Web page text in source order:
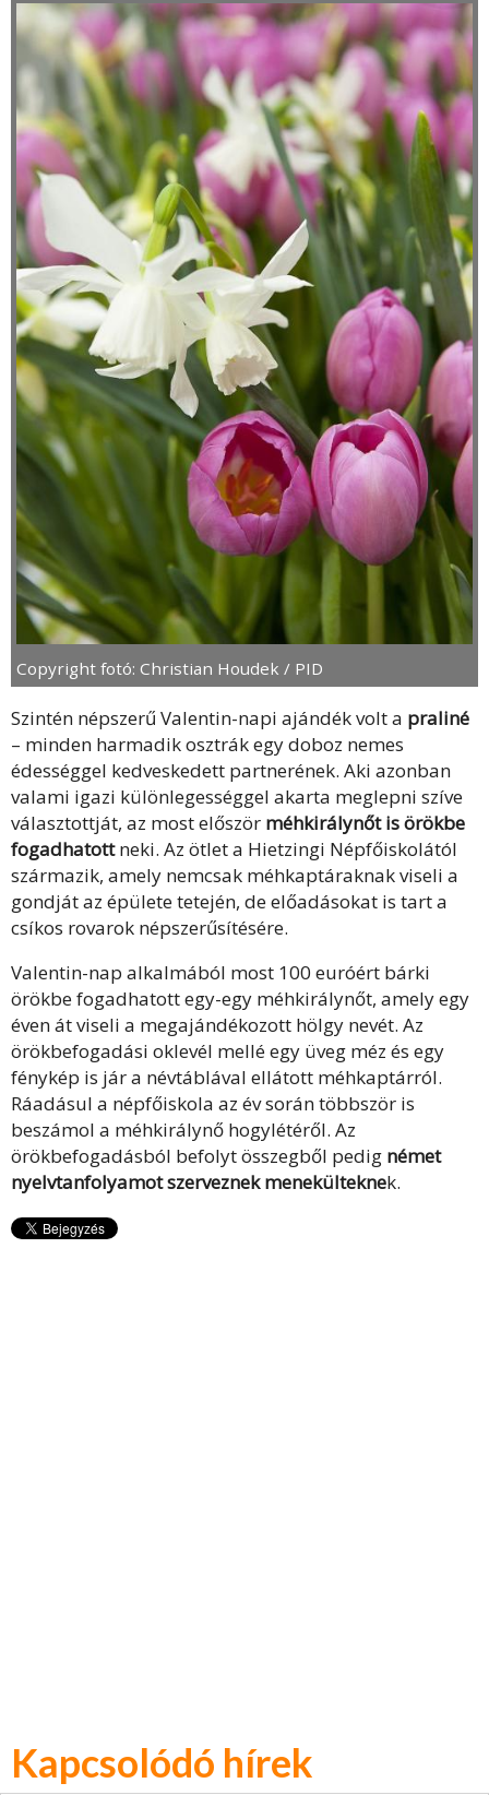
Copyright fotó: Christian Houdek / PID
Szintén népszerű Valentin-napi ajándék volt a praliné
– minden harmadik osztrák egy doboz nemes
édességgel kedveskedett partnerének. Aki azonban
valami igazi különlegességgel akarta meglepni szíve
választottját, az most először méhkirálynőt is örökbe
fogadhatottneki. Az ötlet a Hietzingi Népfőiskolától
származik, amely nemcsak méhkaptáraknak viseli a
gondját az épülete tetején, de előadásokat is tart a
csíkos rovarok népszerűsítésére.
Valentin-nap alkalmából most 100 euróért bárki
örökbe fogadhatott egy-egy méhkirálynőt, amely egy
éven át viseli a megajándékozott hölgy nevét. Az
örökbefogadási oklevél mellé egy üveg méz és egy
fénykép is jár a névtáblával ellátott méhkaptárról.
Ráadásul a népfőiskola az év során többször is
beszámol a méhkirálynő hogylétéről. Az
örökbefogadásból befolyt összegből pedig német
nyelvtanfolyamot szerveznek menekülteknek.
Kapcsolódó hírek